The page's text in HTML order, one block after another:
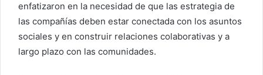
enfatizaron en la necesidad de que las estrategia de
las compañías deben estar conectada con los asuntos
sociales y en construir relaciones colaborativas y a
largo plazo con las comunidades.